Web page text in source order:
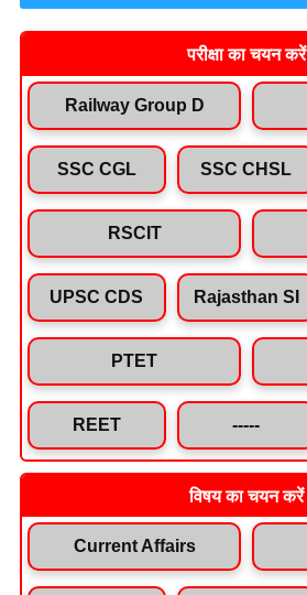
परीक्षा का चयन करें
Railway Group D
SSC CGL SSC CHSL
RSCIT
UPSC CDS Rajasthan SI
PTET
REET -----
विषय का चयन करें
Current Affairs